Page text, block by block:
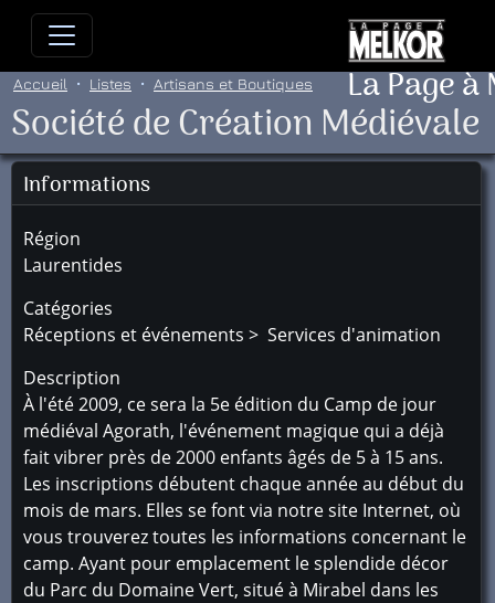
Allez directement au contenu
La Page
Accueil Listes Artisans et Boutiques
Société de Création Médiévale
Informations
Région
Laurentides
Catégories
Réceptions et événements > Services d'animation
Description
À l'été 2009, ce sera la 5e édition du Camp de jour
médiéval Agorath, l'événement magique qui a déjà
fait vibrer près de 2000 enfants âgés de 5 à 15 ans.
Les inscriptions débutent chaque année au début du
mois de mars. Elles se font via notre site Internet, où
vous trouverez toutes les informations concernant le
camp. Ayant pour emplacement le splendide décor
du Parc du Domaine Vert, situé à Mirabel dans les